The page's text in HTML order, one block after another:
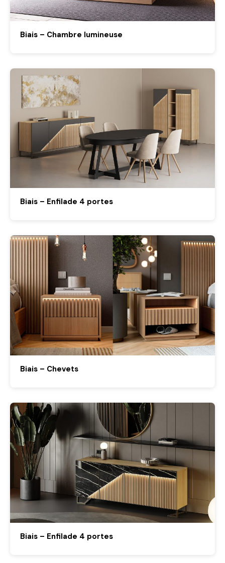
Biais – Chambre lumineuse
Biais – Enfilade 4 portes
Biais – Chevets
Biais – Enfilade 4 portes